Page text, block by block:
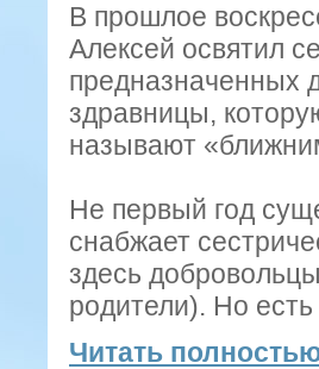
В прошлое
Алексей освятил
предназначенных
здравницы,
называют
Не первый год
снабжает
здесь
родители). Но
Читать